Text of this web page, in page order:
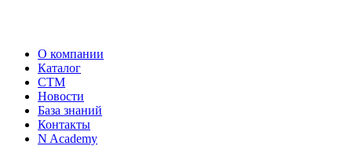
О компании
Каталог
СТМ
Новости
База знаний
Контакты
N Academy